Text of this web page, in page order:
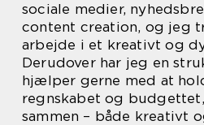
sociale medier,
content creation, og jeg
arbejde i et kreativt og
Derudover har jeg en
hjælper gerne med at
regnskabet og
sammen – både kreativt